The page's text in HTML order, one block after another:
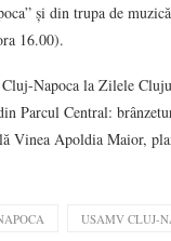
și din trupa de
16.00).
Napoca la Zilele
Parcul Central:
Vinea Apoldia Maior,
USAMV CLUJ-